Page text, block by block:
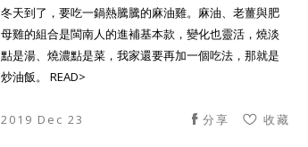
冬天到了，要吃一鍋熱騰騰的麻油雞。麻油、老薑與肥
母雞的組合是閩南人的進補基本款，變化也靈活，燒淡
點是湯、燒濃點是菜，我家還要再加一個吃法，那就是
炒油飯。 READ>
2019 Dec 23 收藏
分享